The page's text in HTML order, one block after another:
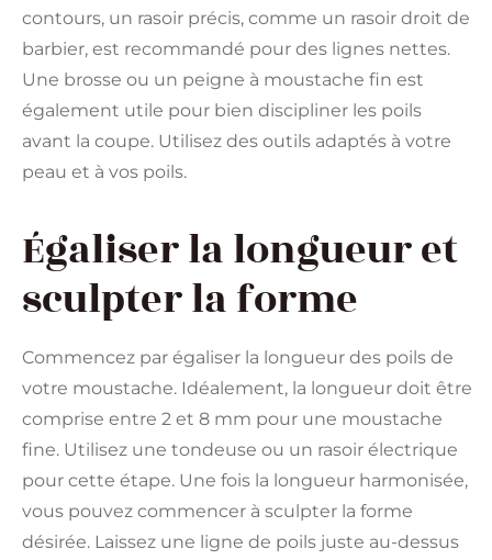
contours, un rasoir précis, comme un rasoir droit de
barbier, est recommandé pour des lignes nettes.
Une brosse ou un peigne à moustache fin est
également utile pour bien discipliner les poils
avant la coupe. Utilisez des outils adaptés à votre
peau et à vos poils.
Égaliser la longueur et
sculpter la forme
Commencez par égaliser la longueur des poils de
votre moustache. Idéalement, la longueur doit être
comprise entre 2 et 8 mm pour une moustache
fine. Utilisez une tondeuse ou un rasoir électrique
pour cette étape. Une fois la longueur harmonisée,
vous pouvez commencer à sculpter la forme
désirée. Laissez une ligne de poils juste au-dessus